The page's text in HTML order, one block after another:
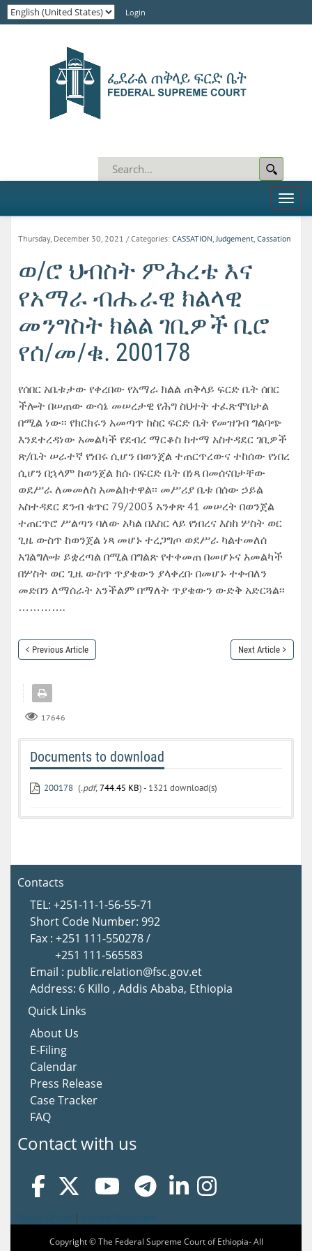
Login
Toggle
Thursday, December 30, 2021 / Categories: CASSATION,Judgement, Cassation
ወ/ሮ ህብስት ምሕረቴ እና
የአማራ ብሔራዊ ክልላዊ
መንግስት ክልል ገቢዎች ቢሮ
የሰ/መ/ቁ. 200178
የሰበር አቤቱታው የቀረበው የአማራ ክልል ጠቅላይ ፍርድ ቤት ሰበር
ችሎት በሠጠው ውሳኔ መሠረታዊ የሕግ ስህተት ተፈጽሞበታል
በሚል ነው፡፡ የክርክሩን አመጣጥ ከስር ፍርድ ቤት የመዝገብ ግልባጭ
እንደተረዳነው አመልካች የደብረ ማርቆስ ከተማ አስተዳደር ገቢዎች
ጽ/ቤት ሠራተኛ የነበሩ ሲሆን በወንጀል ተጠርጥረውና ተከሰው የነበረ
ሲሆን በኋላም ከወንጀል ክሱ በፍርድ ቤት በነጻ በመሰናበታቸው
ወደሥራ ለመመለስ አመልክተዋል፡፡ መሥሪያ ቤቱ በሰው ኃይል
አስተዳደር ደንብ ቁጥር 79/2003 አንቀጽ 41 መሠረት በወንጀል
ተጠርጥሮ ሥልጣን ባለው አካል በእስር ላይ የነበረና እስከ ሦስት ወር
ጊዜ ውስጥ ከወንጀል ነጻ መሆኑ ተረጋግጦ ወደሥራ ካልተመለሰ
አገልግሎቱ ይቋረጣል በሚል በግልጽ የተቀመጠ በመሆኑና አመልካች
በሦስት ወር ጊዜ ውስጥ ጥያቄውን ያላቀረቡ በመሆኑ ተቀብለን
መድበን ለማሰራት አንችልም በማለት ጥያቄውን ውድቅ አድርጓል፡፡
………….
Previous Article Next Article
17646
Documents to download
200178 (.pdf,744.45 KB) - 1321 download(s)
Contacts
TEL: +251-11-1-56-55-71
Short Code Number: 992
Fax : +251 111-550278 /
+251 111-565583
Email : public.relation@fsc.gov.et
Address: 6 Killo , Addis Ababa, Ethiopia
Quick Links
About Us
E-Filing
Calendar
Press Release
Case Tracker
FAQ
Contact with us
|
Copyright © The Federal Supreme Court of Ethiopia- All